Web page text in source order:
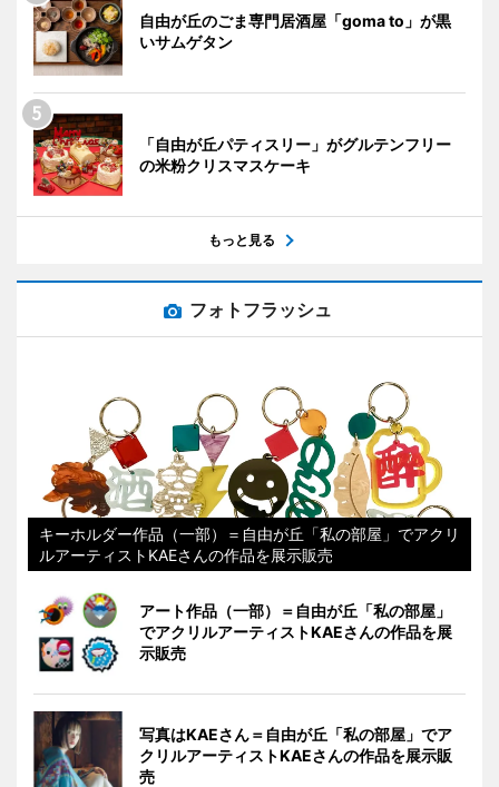
自由が丘のごま専門居酒屋「goma to」が黒
いサムゲタン
「自由が丘パティスリー」がグルテンフリー
の米粉クリスマスケーキ
もっと見る
フォトフラッシュ
キーホルダー作品（一部）＝自由が丘「私の部屋」でアクリ
ルアーティストKAEさんの作品を展示販売
アート作品（一部）＝自由が丘「私の部屋」
でアクリルアーティストKAEさんの作品を展
示販売
写真はKAEさん＝自由が丘「私の部屋」でア
クリルアーティストKAEさんの作品を展示販
売